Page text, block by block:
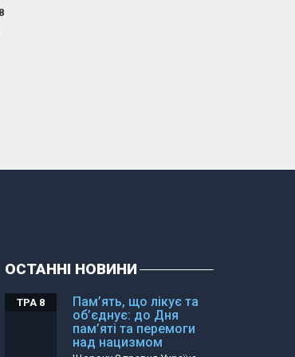
ОСТАННІ НОВИНИ
Пам’ять, що лікує та
об’єднує: до Дня
пам’яті та перемоги
над нацизмом
ТРА 8